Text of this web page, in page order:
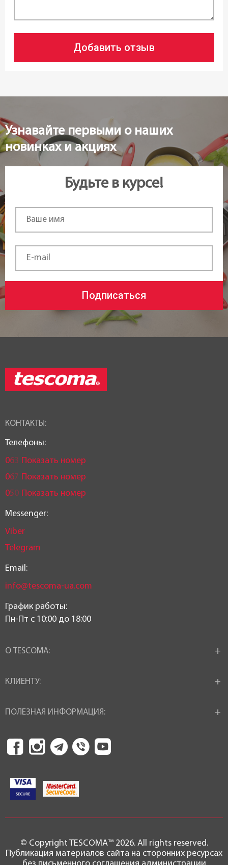
Добавить отзыв
Узнавайте первыми о наших
новинках и акциях
Будьте в курсе!
Подписаться
КОНТАКТЫ:
Телефоны:
063 Показать номер
067 Показать номер
050 Показать номер
Messenger:
Viber
Telegram
Email:
info@tescoma-ua.com
График работы:
Пн-Пт c 10:00 до 18:00
О TESCOMA:
КЛИЕНТУ:
ПОЛЕЗНАЯ ИНФОРМАЦИЯ:
© Copyright TESCOMA™ 2026. All rights reserved.
Публикация материалов сайта на сторонних ресурсах